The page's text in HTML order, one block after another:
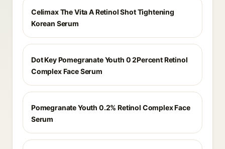
Celimax The Vita A Retinol Shot Tightening
Korean Serum
Dot Key Pomegranate Youth 0 2Percent Retinol
Complex Face Serum
Pomegranate Youth 0.2% Retinol Complex Face
Serum